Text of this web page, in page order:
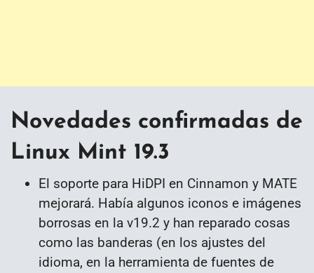
Novedades confirmadas de
Linux Mint 19.3
El soporte para HiDPI en Cinnamon y MATE
mejorará. Había algunos iconos e imágenes
borrosas en la v19.2 y han reparado cosas
como las banderas (en los ajustes del
idioma, en la herramienta de fuentes de